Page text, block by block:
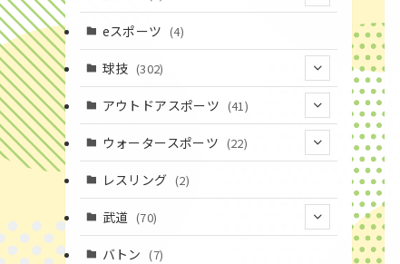
(16)
(37)
(18)
(43)
(52)
(3)
eスポーツ (4)
球技 (302)
(20)
(19)
アウトドアスポーツ (41)
(4)
(8)
ウォータースポーツ (22)
(7)
(15)
(1)
レスリング (2)
武道 (70)
バトン (7)